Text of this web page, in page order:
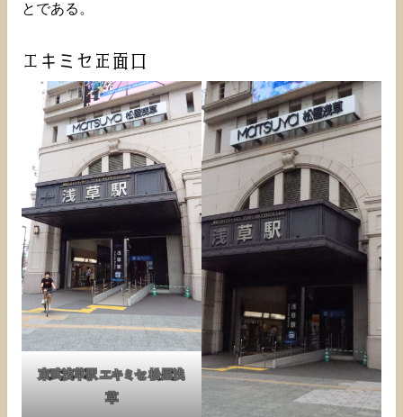
とである。
エキミセ正面口
東武浅草駅 エキミセ 松屋浅
草